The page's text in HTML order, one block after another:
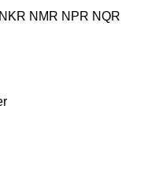
NKR NMR NPR NQR